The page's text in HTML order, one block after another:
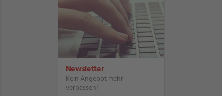
Newsletter
Kein Angebot mehr
verpassen!